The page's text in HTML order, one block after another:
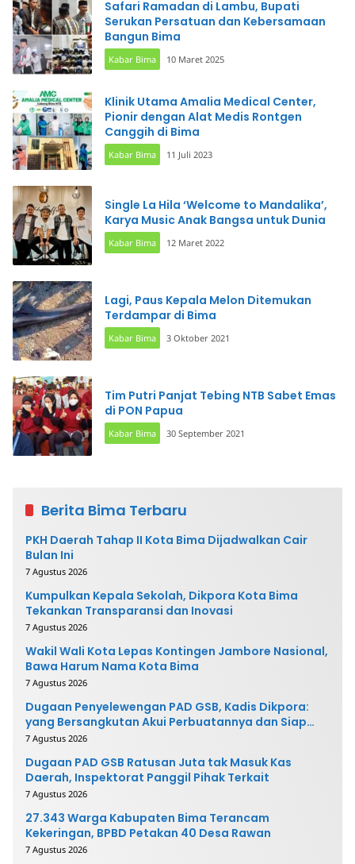
Safari Ramadan di Lambu, Bupati
Serukan Persatuan dan Kebersamaan
Bangun Bima
Kabar Bima 10 Maret 2025
Klinik Utama Amalia Medical Center,
Pionir dengan Alat Medis Rontgen
Canggih di Bima
Kabar Bima 11 Juli 2023
Single La Hila ‘Welcome to Mandalika’,
Karya Music Anak Bangsa untuk Dunia
Kabar Bima 12 Maret 2022
Lagi, Paus Kepala Melon Ditemukan
Terdampar di Bima
Kabar Bima 3 Oktober 2021
Tim Putri Panjat Tebing NTB Sabet Emas
di PON Papua
Kabar Bima 30 September 2021
Berita Bima Terbaru
PKH Daerah Tahap II Kota Bima Dijadwalkan Cair
Bulan Ini
7 Agustus 2026
Kumpulkan Kepala Sekolah, Dikpora Kota Bima
Tekankan Transparansi dan Inovasi
7 Agustus 2026
Wakil Wali Kota Lepas Kontingen Jambore Nasional,
Bawa Harum Nama Kota Bima
7 Agustus 2026
Dugaan Penyelewengan PAD GSB, Kadis Dikpora:
yang Bersangkutan Akui Perbuatannya dan Siap
Mengembalikan Uang
7 Agustus 2026
Dugaan PAD GSB Ratusan Juta tak Masuk Kas
Daerah, Inspektorat Panggil Pihak Terkait
7 Agustus 2026
27.343 Warga Kabupaten Bima Terancam
Kekeringan, BPBD Petakan 40 Desa Rawan
7 Agustus 2026